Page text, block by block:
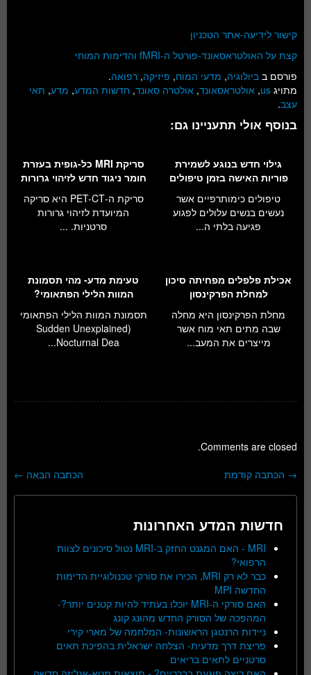
קישור לידיעה-אתר הטכניון
קצת על האולטראסאונד-פורטל ה-fMRI והדימות המוחי
פורסם ב ביולוגיה, מדעי המוח, פיזיקה, רפואה.
מתויג us
, אולטראסאונד, אולטרה סאונד, חדשות המדע, מדע, תאי
עצב.
בנוסף אולי תתעניינו גם:
גילוי חדש בנוגע לשמירת
פוריות האישה בזמן טיפולים
טיפולים כימותרפיים אשר
נעשים בנשים עלולים לפגוע
פגיעה בלתי ה...
סריקת MRI כל-גופית בעזרת
חומר ניגוד חדש לזיהוי גרורות
סריקת ה-PET-CT היא סריקה
המיועדת לזיהוי גרורות
סרטניות. ...
אכילת פלפלים מפחיתה סיכון
למחלת הפרקינסון
מחלת הפרקינסון היא מחלה
שבה מתים תאי מוח אשר
מייצרים את המעב...
טעימת מדע- מהי תסמונת
המוות הלילי הפתאומי?
תסמונת המוות הלילי הפתאומי
(Sudden Unexplained
Nocturnal Dea...
Comments are closed.
ניווט בפוסטים הכתבה הבאה ← → הכתבה קודמת
חדשות המדע האחרונות
MRI - האם המגנט החזק ב-MRI נטול סיכונים לצוות
הרפואי?
כבר לא רק MRI, הכירו את סורקי טכנולוגיית הדימות
החדשה MPI
האם סורקי ה-MRI יוכלו בעתיד להיות קטנים יותר?-
המהפכה של הסורק החדש מהונג קונג
ניידות הרנטגן הראשונות- המלחמה של מארי קירי
פריצת דרך מדעית- הצלחה ישראלית בהפיכת תאים
סרטניים לתאים בריאים